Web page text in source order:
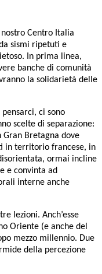
Centro Italia
sismi ripetuti e
In prima linea,
banche di comunità
la solidarietà delle
ci sono
scelte di separazione:
Gran Bretagna dove
in territorio francese, in
ormai incline
e convinta ad
interne anche
lezioni. Anch’esse
Oriente (e anche del
mezzo millennio. Due
della percezione